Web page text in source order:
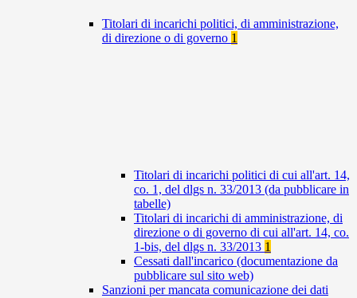
Titolari di incarichi politici, di amministrazione,
di direzione o di governo 1
Titolari di incarichi politici di cui all'art. 14,
co. 1, del dlgs n. 33/2013 (da pubblicare in
tabelle)
Titolari di incarichi di amministrazione, di
direzione o di governo di cui all'art. 14, co.
1-bis, del dlgs n. 33/2013 1
Cessati dall'incarico (documentazione da
pubblicare sul sito web)
Sanzioni per mancata comunicazione dei dati